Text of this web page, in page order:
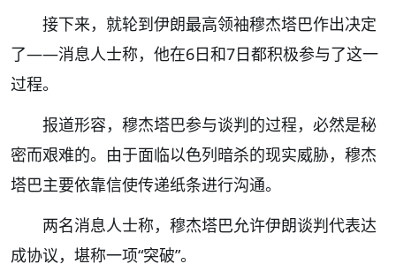
接下来，就轮到伊朗最高领袖穆杰塔巴作出决定
了——消息人士称，他在6日和7日都积极参与了这一
过程。
报道形容，穆杰塔巴参与谈判的过程，必然是秘
密而艰难的。由于面临以色列暗杀的现实威胁，穆杰
塔巴主要依靠信使传递纸条进行沟通。
两名消息人士称，穆杰塔巴允许伊朗谈判代表达
成协议，堪称一项“突破”。